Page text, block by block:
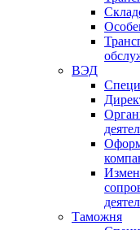
ВЭД
Таможня